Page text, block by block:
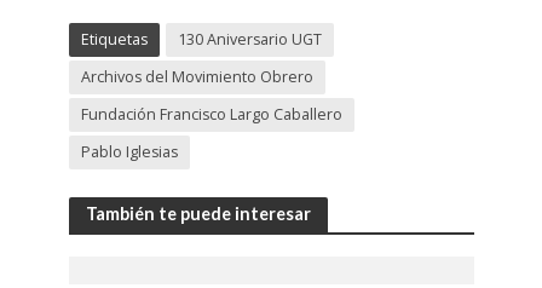
Etiquetas
130 Aniversario UGT
Archivos del Movimiento Obrero
Fundación Francisco Largo Caballero
Pablo Iglesias
También te puede interesar